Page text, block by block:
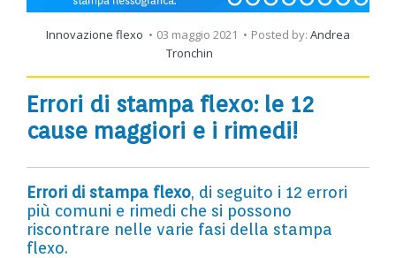
Innovazione flexo 03 maggio 2021 Posted by: Andrea
Tronchin
Errori di stampa flexo: le 12
cause maggiori e i rimedi!
Errori di stampa flexo, di seguito i 12 errori
più comuni e rimedi che si possono
riscontrare nelle varie fasi della stampa
flexo.